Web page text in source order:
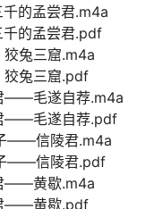
的孟尝君.m4a
千的孟尝君.pdf
狡兔三窟.m4a
狡兔三窟.pdf
——毛遂自荐.m4a
——毛遂自荐.pdf
——信陵君.m4a
——信陵君.pdf
——黄歇.m4a
——黄歇.pdf